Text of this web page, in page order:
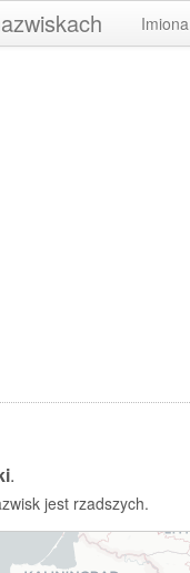
Imiona
.
jest rzadszych.